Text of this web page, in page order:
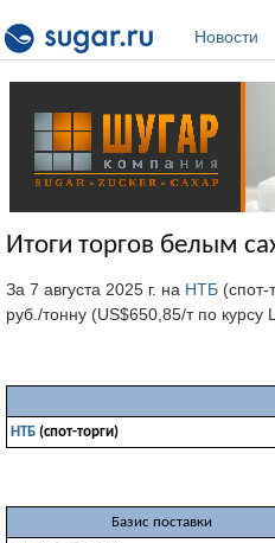
Новости
Итоги торгов белым
За 7 августа 2025 г. на НТБ
руб./тонну (US$650,85/т по курсу
НТБ (спот-торги)
Базис поставки